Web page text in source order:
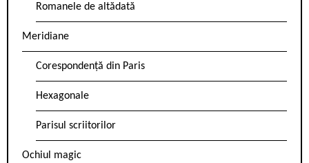
Romanele de altădată
Meridiane
Corespondență din Paris
Hexagonale
Parisul scriitorilor
Ochiul magic